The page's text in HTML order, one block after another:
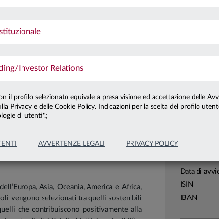
Investor Relations
il profilo selezionato equivale a presa visione ed accettazione delle
Privacy e delle Cookie Policy. Indicazioni per la scelta del profilo
di utenti".;
AVVERTENZE LEGALI PRIVACY POLICY
Linea
Sistema
Categoria
Data di
ISIN
IBAN
società che hanno adottato piani
coerenti con il contenimento del
del 2015.
di ANIMA Sgr e contribuiscono
mediante Piano di Accumulo.
Asia, Oceania, America e Africa,
vengono selezionati tra quelli sostenibili
che contribuiscono positivamente alla